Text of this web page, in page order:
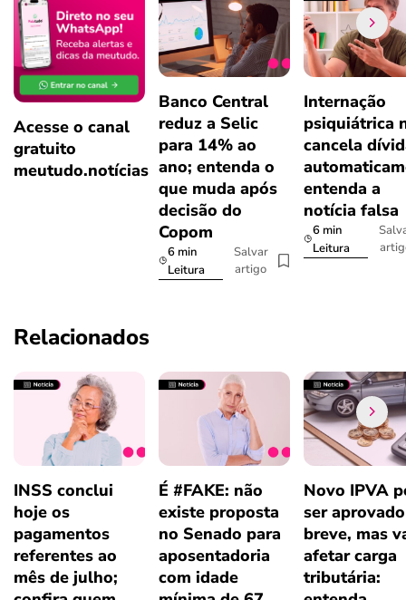
Acesse o canal
gratuito
meutudo.notícias
Banco Central
reduz a Selic
para 14% ao
ano; entenda o
que muda após
decisão do
Copom
6 min
Leitura
Salvar
artigo
Internação
psiquiátrica
cancela
entenda a
notícia falsa
6 min
Leitura
Relacionados
INSS conclui
hoje os
pagamentos
referentes ao
mês de julho;
É #FAKE: não
existe proposta
no Senado para
aposentadoria
com idade
Novo IPVA
ser
breve, mas
afetar carga
tributária: